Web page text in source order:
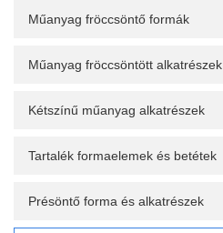
Műanyag fröccsöntő formák
Műanyag fröccsöntött alkatrészek
Kétszínű műanyag alkatrészek
Tartalék formaelemek és betétek
Présöntő forma és alkatrészek